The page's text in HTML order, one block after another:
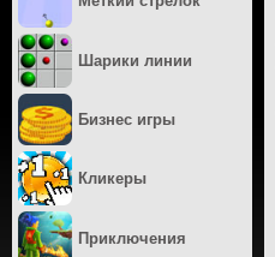
Шарики линии
Бизнес игры
Кликеры
Приключения